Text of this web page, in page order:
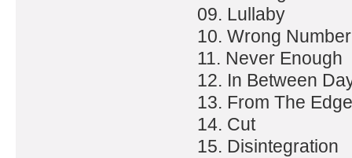
09. Lullaby
10. Wrong Number
11. Never Enough
12. In Between
13. From The
14. Cut
15. Disintegration